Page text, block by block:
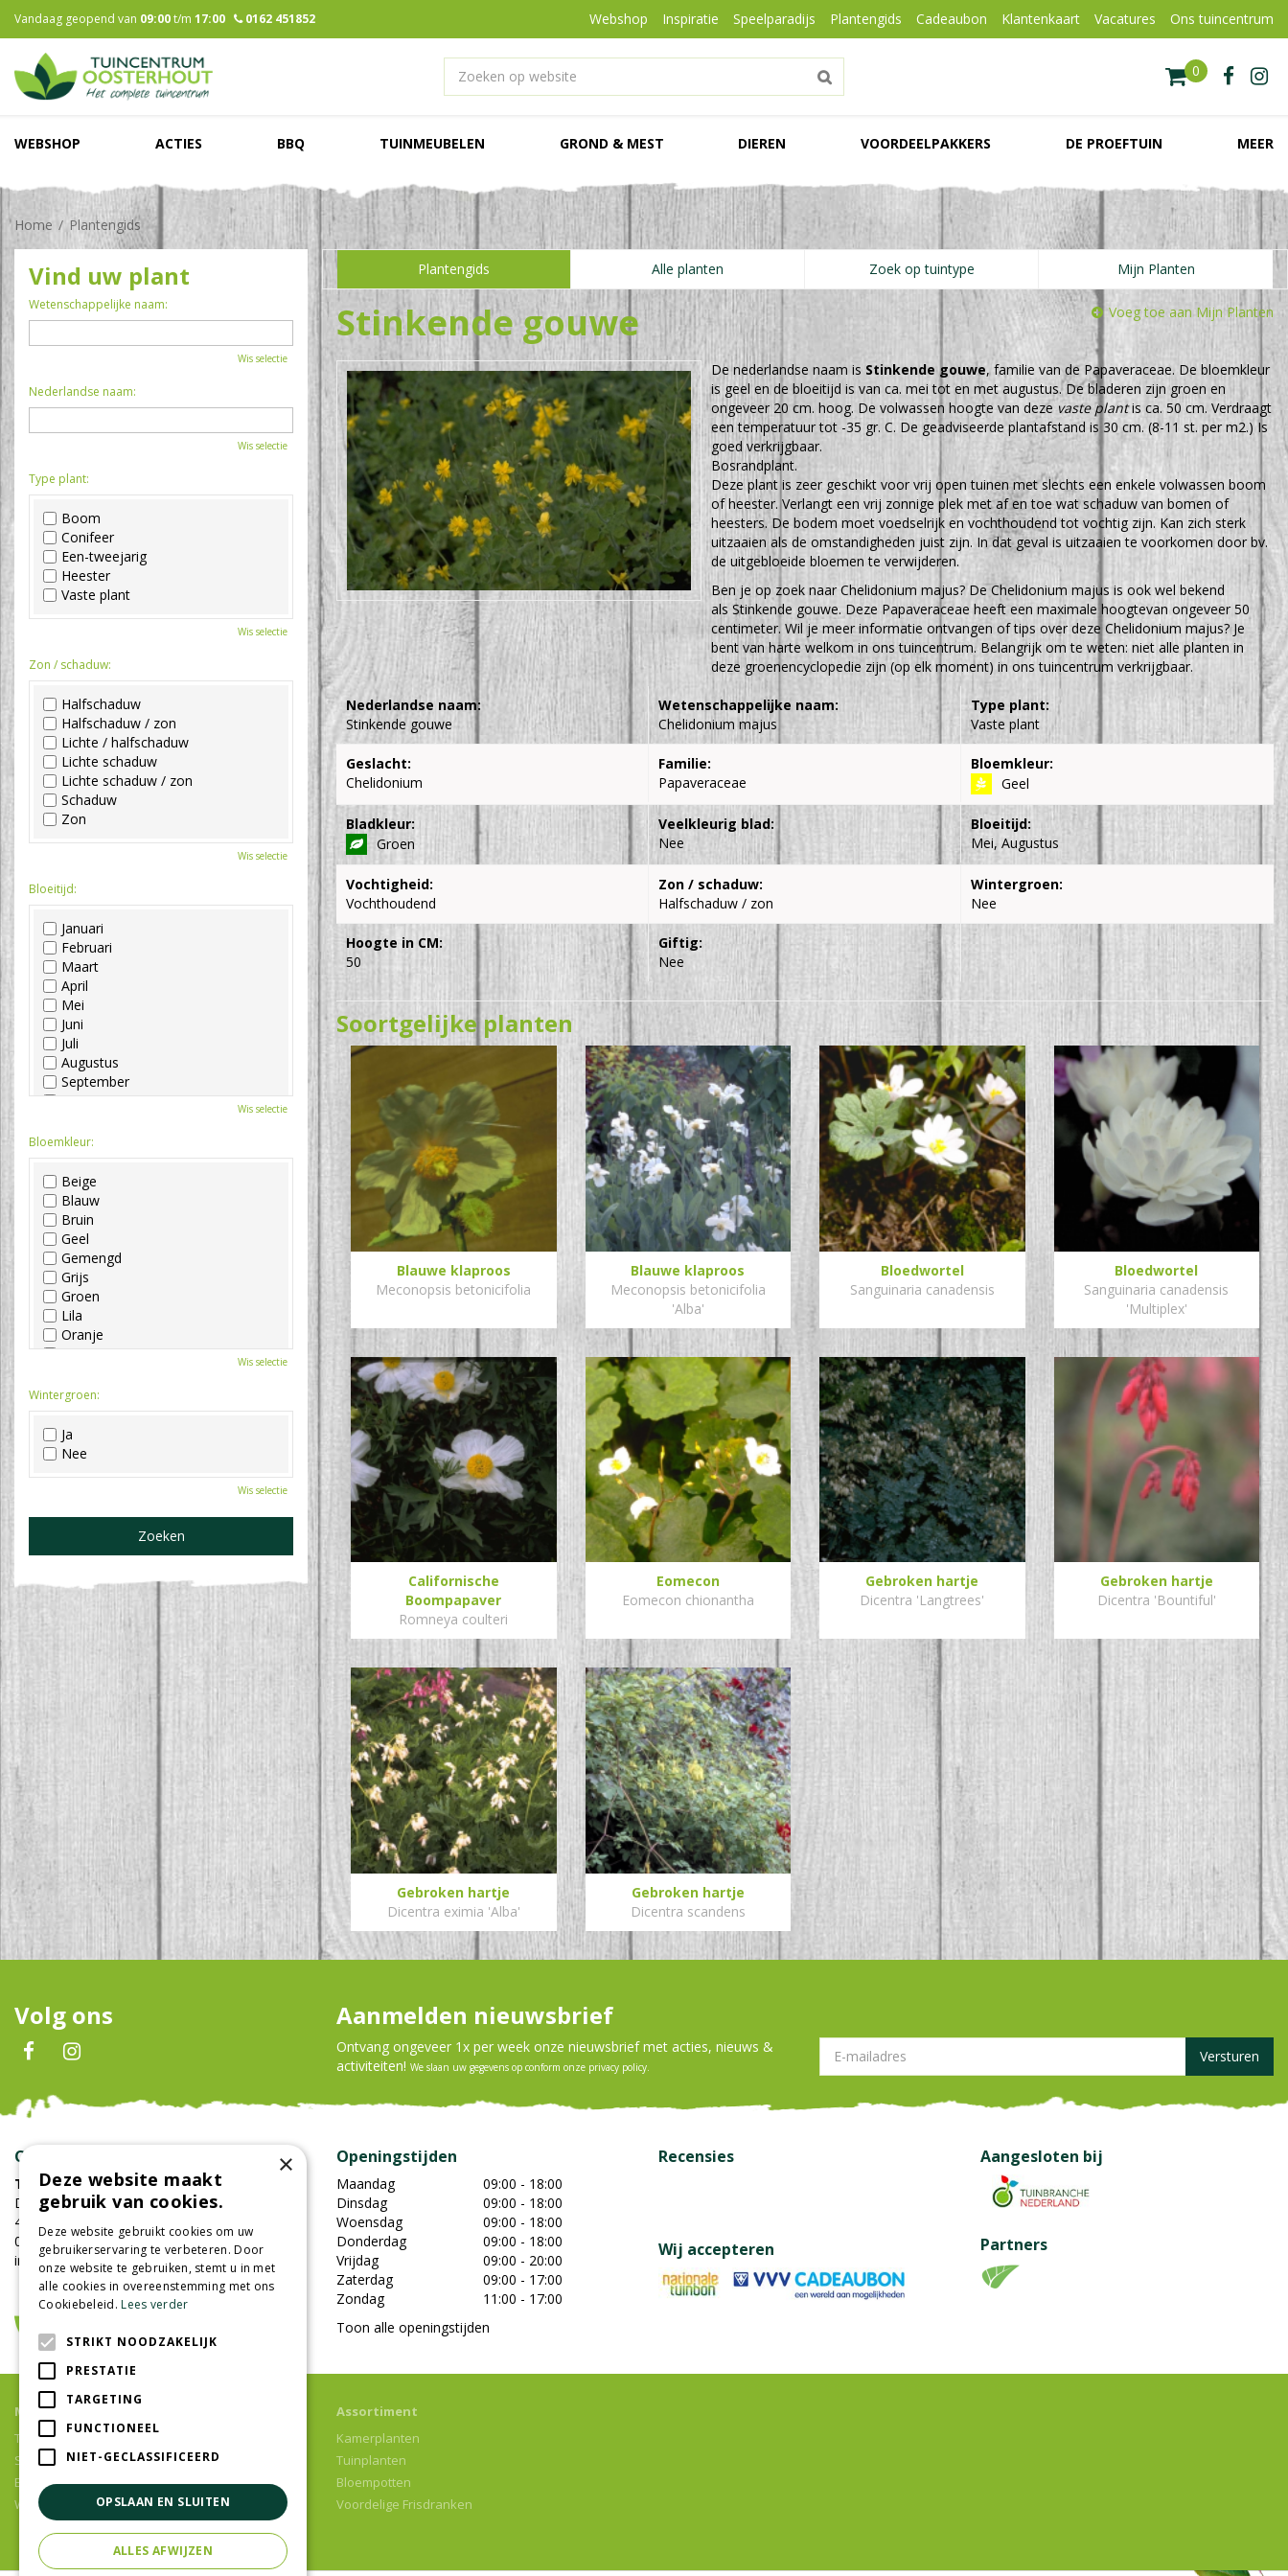
naar
Home Plantengids
Vandaag geopend van 09:00t/m 17:00 0162 451852 Webshop Inspiratie Speelparadijs Plantengids Cadeaubon Klantenkaart Vacatures Ons tuincentrum
WEBSHOP ACTIES BBQ TUINMEUBELEN GROND & MEST DIEREN VOORDEELPAKKERS DE PROEFTUIN MEER
Plantengids Alle planten Zoek op tuintype Mijn Planten
Stinkende gouwe Voeg toe aan Mijn Planten
De nederlandse naam is Stinkende gouwe, familie van de Papaveraceae. De bloemkleur
is geel en de bloeitijd is van ca. mei tot en met augustus. De bladeren zijn groen en
ongeveer 20 cm. hoog. De volwassen hoogte van deze vaste plantis ca. 50 cm. Verdraagt
een temperatuur tot -35 gr. C. De geadviseerde plantafstand is 30 cm. (8-11 st. per m2.) Is
goed verkrijgbaar.
Bosrandplant.
Deze plant is zeer geschikt voor vrij open tuinen met slechts een enkele volwassen boom
of heester. Verlangt een vrij zonnige plek met af en toe wat schaduw van bomen of
heesters. De bodem moet voedselrijk en vochthoudend tot vochtig zijn. Kan zich sterk
uitzaaien als de omstandigheden juist zijn. In dat geval is uitzaaien te voorkomen door bv.
de uitgebloeide bloemen te verwijderen.
Ben je op zoek naar Chelidonium majus? De Chelidonium majus is ook wel bekend
als Stinkende gouwe. Deze Papaveraceae heeft een maximale hoogtevan ongeveer 50
centimeter. Wil je meer informatie ontvangen of tips over deze Chelidonium majus? Je
bent van harte welkom in ons tuincentrum. Belangrijk om te weten: niet alle planten in
deze groenencyclopedie zijn (op elk moment) in ons tuincentrum verkrijgbaar.
Nederlandse naam:
Stinkende gouwe
Wetenschappelijke naam:
Chelidonium majus
Type plant:
Vaste plant
Geslacht:
Chelidonium
Familie:
Papaveraceae
Bloemkleur:
Geel
Bladkleur:
Groen
Veelkleurig blad:
Nee
Bloeitijd:
Mei, Augustus
Vochtigheid:
Vochthoudend
Zon / schaduw:
Halfschaduw / zon
Wintergroen:
Nee
Hoogte in CM:
50
Giftig:
Nee
Soortgelijke planten
Blauwe klaproos
Meconopsis betonicifolia
Blauwe klaproos
Meconopsis betonicifolia
'Alba'
Bloedwortel
Sanguinaria canadensis
Bloedwortel
Sanguinaria canadensis
'Multiplex'
Californische
Boompapaver
Romneya coulteri
Eomecon
Eomecon chionantha
Gebroken hartje
Dicentra 'Langtrees'
Gebroken hartje
Dicentra 'Bountiful'
Gebroken hartje
Dicentra eximia 'Alba'
Gebroken hartje
Dicentra scandens
Vind uw plant
Wetenschappelijke naam:
Wis selectie
Nederlandse naam:
Wis selectie
Type plant:
Boom
Conifeer
Een-tweejarig
Heester
Vaste plant
Wis selectie
Zon / schaduw:
Halfschaduw
Halfschaduw / zon
Lichte / halfschaduw
Lichte schaduw
Lichte schaduw / zon
Schaduw
Zon
Wis selectie
Bloeitijd:
Januari
Februari
Maart
April
Mei
Juni
Juli
Augustus
September
Oktober
December
Wis selectie
Bloemkleur:
Beige
Blauw
Bruin
Geel
Gemengd
Grijs
Groen
Lila
Oranje
Paars
Roze
Wit
Zwart
Wis selectie
Wintergroen:
Ja
Nee
Wis selectie
Aanmelden nieuwsbrief
Ontvang ongeveer 1x per week onze nieuwsbrief met acties, nieuws &
activiteiten! We slaan uw gegevens op conform onze privacy policy
Volg ons
Contact
Tuincentrum Oosterhout
Damweg 7
4905BS Oosterhout
0162-451852
info@tuincentrumoosterhout.nl
Openingstijden
Maandag
09:00 - 18:00
Dinsdag
09:00 - 18:00
Woensdag
09:00 - 18:00
Donderdag
09:00 - 18:00
Vrijdag
09:00 - 20:00
Zaterdag
09:00 - 17:00
Zondag
11:00 - 17:00
Toon alle openingstijden
Recensies Aangesloten bij
Partners
Wij accepteren
Meer informatie
Tuincentrum
Speelparadijs
Bloemenwinkel
Woonwinkel
Assortiment
Kamerplanten
Tuinplanten
Bloempotten
Voordelige Frisdranken
×
Deze website maakt
gebruik van cookies.
Deze website gebruikt cookies om uw
gebruikerservaring te verbeteren. Door
onze website te gebruiken, stemt u in met
alle cookies in overeenstemming met ons
Cookiebeleid.Lees verder
STRIKT NOODZAKELIJK
PRESTATIE
TARGETING
FUNCTIONEEL
NIET-GECLASSIFICEERD
OPSLAAN EN SLUITEN
ALLES AFWIJZEN